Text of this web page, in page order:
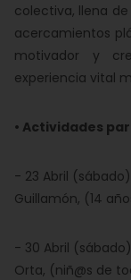
colectiva, llena
acercamientos
motivador y
experiencia vital
• Actividades
- 23 Abril
Guillamón, (14
- 30 Abril
Orta, (niñ@s de